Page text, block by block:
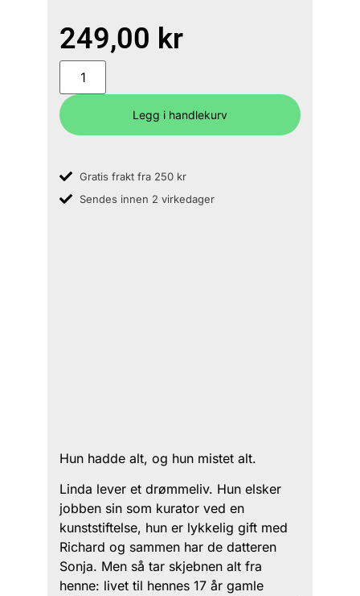
249,00 kr
Legg i handlekurv
Gratis frakt fra 250 kr
Sendes innen 2 virkedager
Hun hadde alt, og hun mistet alt.
Linda lever et drømmeliv. Hun elsker
jobben sin som kurator ved en
kunststiftelse, hun er lykkelig gift med
Richard og sammen har de datteren
Sonja. Men så tar skjebnen alt fra
henne: livet til hennes 17 år gamle